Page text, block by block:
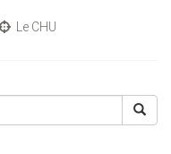
Le CHU
Toggle